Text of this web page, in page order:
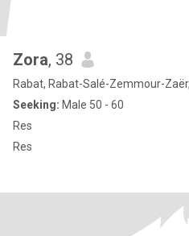
Zora, 38
Rabat, Rabat-Salé-Zemmour-
Seeking: Male 50 - 60
Res
Res